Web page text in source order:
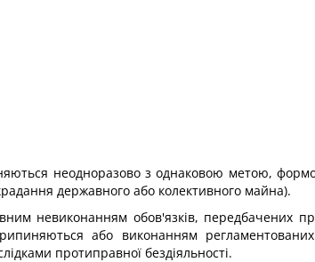
неодноразово з однаковою метою,
державного або колективного майна).
невиконанням обов'язків, передбачених
або виконанням регламентованих
протиправної бездіяльності.